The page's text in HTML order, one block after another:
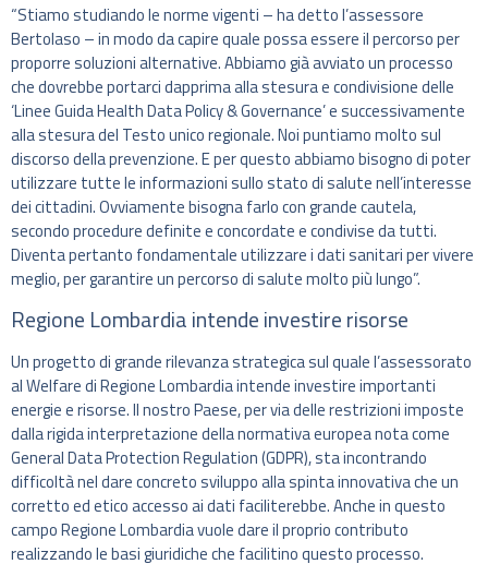
“Stiamo studiando le norme vigenti – ha detto l’assessore
Bertolaso – in modo da capire quale possa essere il percorso per
proporre soluzioni alternative. Abbiamo già avviato un processo
che dovrebbe portarci dapprima alla stesura e condivisione delle
‘Linee Guida Health Data Policy & Governance’ e successivamente
alla stesura del Testo unico regionale. Noi puntiamo molto sul
discorso della prevenzione. E per questo abbiamo bisogno di poter
utilizzare tutte le informazioni sullo stato di salute nell’interesse
dei cittadini. Ovviamente bisogna farlo con grande cautela,
secondo procedure definite e concordate e condivise da tutti.
Diventa pertanto fondamentale utilizzare i dati sanitari per vivere
meglio, per garantire un percorso di salute molto più lungo”.
Regione Lombardia intende investire risorse
Un progetto di grande rilevanza strategica sul quale l’assessorato
al Welfare di Regione Lombardia intende investire importanti
energie e risorse. Il nostro Paese, per via delle restrizioni imposte
dalla rigida interpretazione della normativa europea nota come
General Data Protection Regulation (GDPR), sta incontrando
difficoltà nel dare concreto sviluppo alla spinta innovativa che un
corretto ed etico accesso ai dati faciliterebbe. Anche in questo
campo Regione Lombardia vuole dare il proprio contributo
realizzando le basi giuridiche che facilitino questo processo.